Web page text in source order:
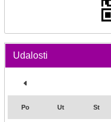
Udalosti
Po Ut St